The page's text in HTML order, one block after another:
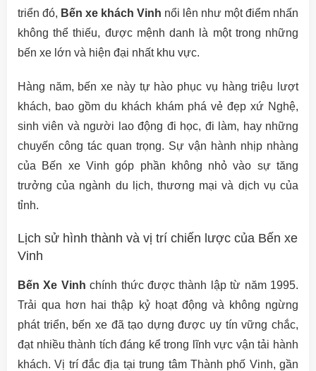
triển đó, Bến xe khách Vinh nổi lên như một điểm nhấn
không thể thiếu, được mệnh danh là một trong những
bến xe lớn và hiện đại nhất khu vực.
Hàng năm, bến xe này tự hào phục vụ hàng triệu lượt
khách, bao gồm du khách khám phá vẻ đẹp xứ Nghệ,
sinh viên và người lao động đi học, đi làm, hay những
chuyến công tác quan trọng. Sự vận hành nhịp nhàng
của Bến xe Vinh góp phần không nhỏ vào sự tăng
trưởng của ngành du lịch, thương mại và dịch vụ của
tỉnh.
Lịch sử hình thành và vị trí chiến lược của Bến xe
Vinh
Bến Xe Vinh chính thức được thành lập từ năm 1995.
Trải qua hơn hai thập kỷ hoạt động và không ngừng
phát triển, bến xe đã tạo dựng được uy tín vững chắc,
đạt nhiều thành tích đáng kể trong lĩnh vực vận tải hành
khách. Vị trí đắc địa tại trung tâm Thành phố Vinh, gần